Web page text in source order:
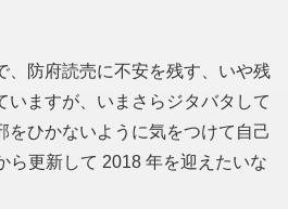
、防府読売に不安を残す、いや残
いますが、いまさらジタバタして
をひかないように気をつけて自己
ら更新して 2018 年を迎えたいな